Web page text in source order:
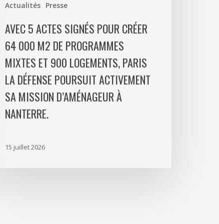
Actualités Presse
AVEC 5 ACTES SIGNÉS POUR CRÉER
64 000 M2 DE PROGRAMMES
MIXTES ET 900 LOGEMENTS, PARIS
LA DÉFENSE POURSUIT ACTIVEMENT
SA MISSION D’AMÉNAGEUR À
NANTERRE.
15 juillet 2026